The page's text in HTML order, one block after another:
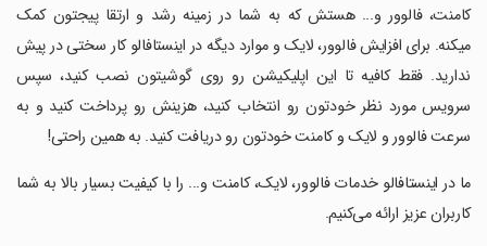
کامنت، فالوور و... هستش که به شما در زمینه رشد و ارتقا پیجتون کمک
میکنه. برای افزایش فالوور، لایک و موارد دیگه در اینستافالو کار سختی در پیش
ندارید. فقط کافیه تا این اپلیکیشن رو روی گوشیتون نصب کنید، سپس
سرویس مورد نظر خودتون رو انتخاب کنید، هزینش رو پرداخت کنید و به
سرعت فالوور و لایک و کامنت خودتون رو دریافت کنید. به همین راحتی!
‏ما در اینستافالو خدمات فالوور، لایک، کامنت و... را با کیفیت بسیار بالا به شما
کاربران عزیز ارائه می‌کنیم.